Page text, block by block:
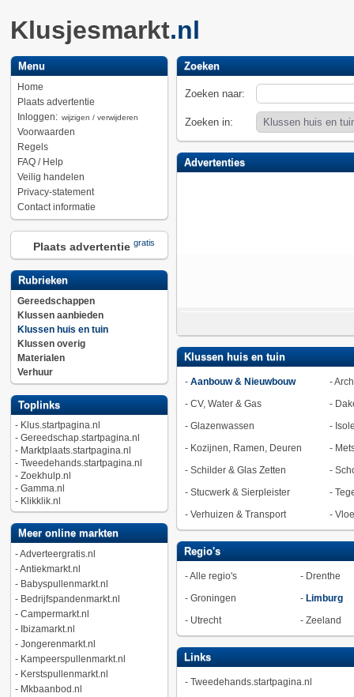
Klusjesmarkt.nl
Menu
Home
Plaats advertentie
Inloggen: wijzigen / verwijderen
Voorwaarden
Regels
FAQ / Help
Veilig handelen
Privacy-statement
Contact informatie
Plaats advertentie gratis
Rubrieken
Gereedschappen
Klussen aanbieden
Klussen huis en tuin
Klussen overig
Materialen
Verhuur
Toplinks
- Klus.startpagina.nl
- Gereedschap.startpagina.nl
- Marktplaats.startpagina.nl
- Tweedehands.startpagina.nl
- Zoekhulp.nl
- Gamma.nl
- Klikklik.nl
Meer online markten
-Adverteergratis.nl
-Antiekmarkt.nl
- Babyspullenmarkt.nl
- Bedrijfspandenmarkt.nl
- Campermarkt.nl
- Ibizamarkt.nl
- Jongerenmarkt.nl
- Kampeerspullenmarkt.nl
- Kerstspullenmarkt.nl
- Mkbaanbod.nl
Zoeken
Zoeken naar:
Zoeken in:
Advertenties
Klussen huis en tuin
- Aanbouw & Nieuwbouw -
- CV, Water & Gas -
- Glazenwassen -
- Kozijnen, Ramen, Deuren -
- Schilder & Glas Zetten -
- Stucwerk & Sierpleister -
- Verhuizen & Transport -
Regio's
-Alle regio's - Drenthe
- Groningen - Limburg
- Utrecht - Zeeland
Links
- Tweedehands.startpagina.nl